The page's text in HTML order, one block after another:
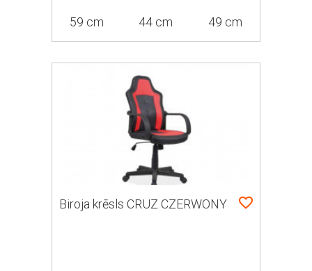
59 cm 44 cm 49 cm
Biroja krēsls CRUZ CZERWONY